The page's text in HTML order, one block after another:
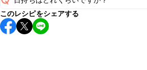
こちらのレシピは出来たてをお召し上が
すすめします。
このレシピをシェアする